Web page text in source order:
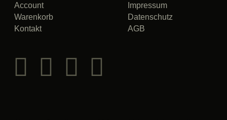
Account
Warenkorb
Kontakt
Impressum
Datenschutz
AGB